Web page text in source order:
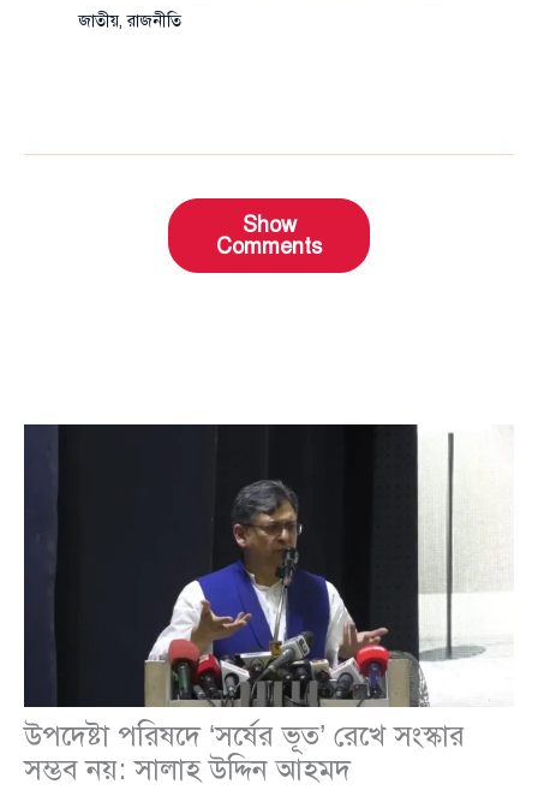
জাতীয়,রাজনীতি
Show
Comments
উপদেষ্টা পরিষদে ‘সর্ষের ভূত’ রেখে সংস্কার
সম্ভব নয়: সালাহ উদ্দিন আহমদ